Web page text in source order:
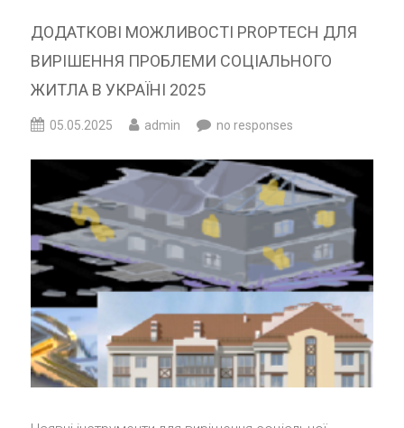
ДОДАТКОВІ МОЖЛИВОСТІ PROPTECH ДЛЯ
ВИРІШЕННЯ ПРОБЛЕМИ СОЦІАЛЬНОГО
ЖИТЛА В УКРАЇНІ 2025
05.05.2025 admin no responses